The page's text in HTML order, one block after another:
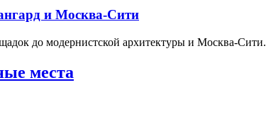
и Москва-Сити
до модернистской архитектуры и Москва-Сити.
места